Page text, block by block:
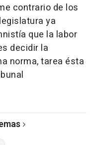
contrario de los
ya
que la labor
decidir la
norma, tarea ésta